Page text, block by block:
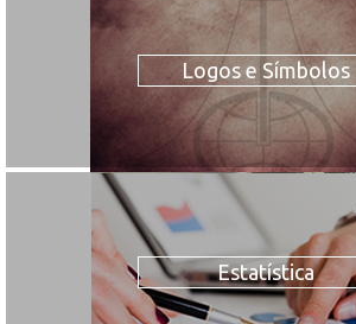
Logos e Símbolos
Estatística